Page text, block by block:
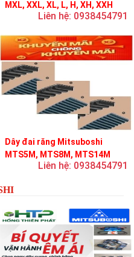
MXL, XXL, XL, L, H, XH, XXH
Liên hệ: 0938454791
Dây đai răng Mitsuboshi
MTS5M, MTS8M, MTS14M
Liên hệ: 0938454791